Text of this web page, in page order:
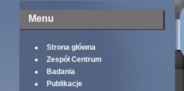
Menu
Strona główna
Zespół Centrum
Badania
Publikacje